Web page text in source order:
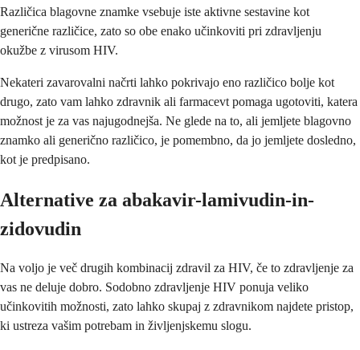
Različica blagovne znamke vsebuje iste aktivne sestavine kot
generične različice, zato so obe enako učinkoviti pri zdravljenju
okužbe z virusom HIV.
Nekateri zavarovalni načrti lahko pokrivajo eno različico bolje kot
drugo, zato vam lahko zdravnik ali farmacevt pomaga ugotoviti, katera
možnost je za vas najugodnejša. Ne glede na to, ali jemljete blagovno
znamko ali generično različico, je pomembno, da jo jemljete dosledno,
kot je predpisano.
Alternative za abakavir-lamivudin-in-
zidovudin
Na voljo je več drugih kombinacij zdravil za HIV, če to zdravljenje za
vas ne deluje dobro. Sodobno zdravljenje HIV ponuja veliko
učinkovitih možnosti, zato lahko skupaj z zdravnikom najdete pristop,
ki ustreza vašim potrebam in življenjskemu slogu.